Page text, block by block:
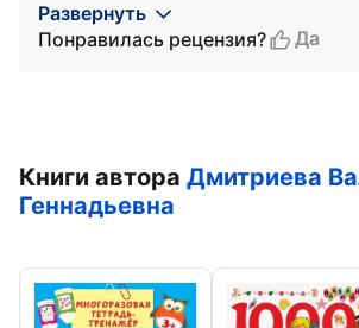
Развернуть
Понравилась рецензия?
Да
Книги автора Дмитриева
Геннадьевна